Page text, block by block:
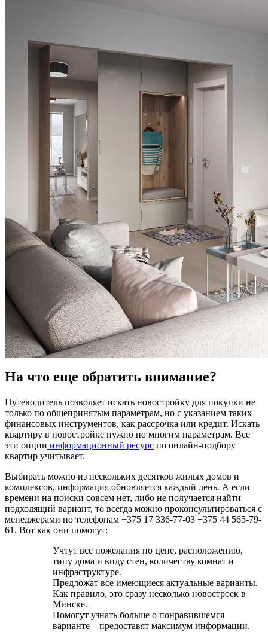
На что еще обратить внимание?
Путеводитель позволяет искать новостройку для покупки не
только по общепринятым параметрам, но с указанием таких
финансовых инструментов, как рассрочка или кредит. Искать
квартиру в новостройке нужно по многим параметрам. Все
эти опции информационный ресурс по онлайн-подбору
квартир учитывает.
Выбирать можно из нескольких десятков жилых домов и
комплексов, информация обновляется каждый день. А если
времени на поиски совсем нет, либо не получается найти
подходящий вариант, то всегда можно проконсультироваться с
менеджерами по телефонам +375 17 336-77-03 +375 44 565-79-
61. Вот как они помогут:
Учтут все пожелания по цене, расположению,
типу дома и виду стен, количеству комнат и
инфраструктуре.
Предложат все имеющиеся актуальные варианты.
Как правило, это сразу несколько новостроек в
Минске.
Помогут узнать больше о понравившемся
варианте – предоставят максимум информации.